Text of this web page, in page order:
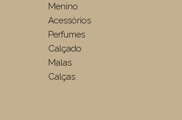
Menino
Acessórios
Perfumes
Calçado
Malas
Calças